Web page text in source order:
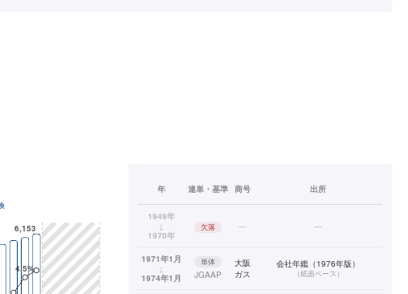
年
連単・基準 商号 出所
1949年
↓
1970年
欠落 — —
1971年1月
↓
1974年1月
単体
JGAAP
大阪
ガス
会社年鑑（1976年版）
（紙面ベース ）